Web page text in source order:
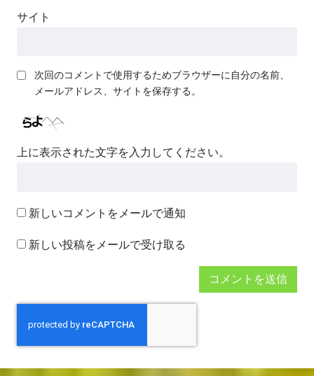
サイト
次回のコメントで使用するためブラウザーに自分の名前、
メールアドレス、サイトを保存する。
上に表示された文字を入力してください。
新しいコメントをメールで通知
新しい投稿をメールで受け取る